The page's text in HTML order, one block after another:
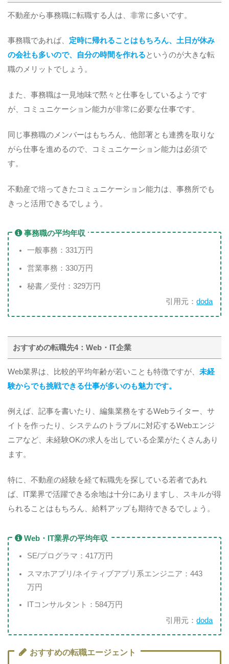
不動産から事務職に転職する人は、非常に多いです。
事務職であれば、 定時に帰れることはもちろん、土日が休み
の会社も多いので、自分の時間を作れるというのが大きな転
職のメリットでしょう。
また、事務職は一見地味で黙々と仕事をしているようです
が、コミュニケーション能力が非常に必要な仕事です。
同じ事務職のメンバーはもちろん、他部署とも連携を取りな
がら仕事を進めるので、コミュニケーション能力は必須で
す。
不動産で培ってきたコミュニケーション能力は、事務所でも
きっと活用できるでしょう。
事務職の平均年収
一般事務：331万円
営業事務：330万円
秘書／受付：329万円
引用元：doda
おすすめの転職先4：Web・IT企業
Web業界は、比較的平均年齢が若いことも特徴ですが、 未経
験からでも挑戦できる仕事が多いのも魅力です。
例えば、記事を書いたり、編集業務をするWebライター、サ
イトを作ったり、システムのトラブルに対応するWebエンジ
ニアなど、未経験OKの求人を出している企業がたくさんあり
ます。
特に、不動産の経験を経て転職先を探している若者であれ
ば、IT業界で活躍できる余地は十分にありますし、スキルが得
られることはもちろん、給料アップも期待できるでしょう。
Web・IT業界の平均年収
SE/プログラマ：417万円
スマホアプリ/ネイティブアプリ系エンジニア：443
万円
ITコンサルタント：584万円
引用元：doda
おすすめの転職エージェント